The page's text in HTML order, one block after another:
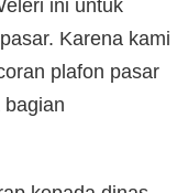
ini untuk
Karena kami
plafon pasar
bagian